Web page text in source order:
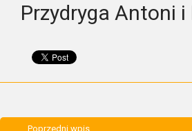
Przydryga Antoni
Poprzedni wpis